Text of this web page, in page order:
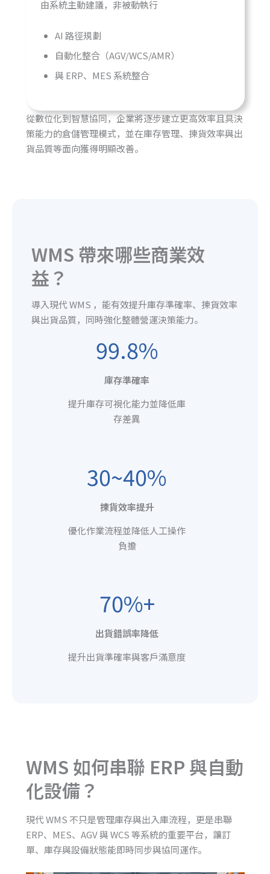
由系統主動建議，非被動執行
AI 路徑規劃
自動化整合（AGV/WCS/AMR）
與 ERP、MES 系統整合
從數位化到智慧協同，企業將逐步建立更高效率且具決
策能力的倉儲管理模式，並在庫存管理、揀貨效率與出
貨品質等面向獲得明顯改善。
WMS 帶來哪些商業效
益？
導入現代 WMS ，能有效提升庫存準確率、揀貨效率
與出貨品質，同時強化整體營運決策能力。
99.8%
庫存準確率
提升庫存可視化能力並降低庫
存差異
30~40%
揀貨效率提升
優化作業流程並降低人工操作
負擔
70%+
出貨錯誤率降低
提升出貨準確率與客戶滿意度
WMS 如何串聯 ERP 與自動
化設備？
現代 WMS 不只是管理庫存與出入庫流程，更是串聯
ERP、MES、AGV 與 WCS 等系統的重要平台，讓訂
單、庫存與設備狀態能即時同步與協同運作。